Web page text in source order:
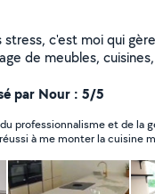
stress, c'est moi qui
de meubles,
par Nour : 5/5
professionnalisme et de la
à me monter la cuisine
. Aucun défaut ni écart le